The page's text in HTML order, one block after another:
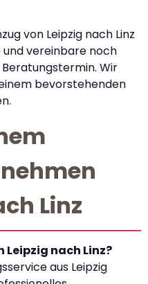
von Leipzig nach Linz
und vereinbare noch
Wir
bevorstehenden
Linz
Leipzig nach Linz?
aus Leipzig